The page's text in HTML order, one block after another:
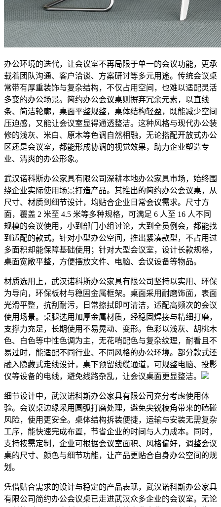
办公环境的迭代，让会议室不再局限于单一的会议功能，更承
载着团队沟通、客户洽谈、方案研讨等多元用途。传统会议桌
常带有厚重装饰与复杂结构，不仅占用空间，也难以适配灵活
多变的办公场景。简约办公会议桌则摒弃冗余元素，以直线
条、简洁轮廓，桌面平整规整，桌体结构轻盈，既能减少空间
压迫感，又能让会议室显得通透整洁。这种风格与现代办公装
修的浅灰、米白、原木等色调自然相融，无论搭配开放式办公
区还是会议室，都能形成协调的视觉效果，助力企业塑造专
业、清爽的办公形象。
武汉诺科斯办公家具有限公司深耕本地办公家具市场，始终围
绕企业实际使用场景打造产品。其推出的简约办公会议桌，从
尺寸、材质到细节设计，均贴合企业日常会议需求。尺寸方
面，覆盖 2 米至 4.5 米等多种规格，可满足 6 人至 16 人不同
规模的会议使用，小到部门小组讨论，大到全员例会，都能找
到适配的款式。针对小型办公空间，推出紧凑款型，不占用过
多面积却能保障基础使用；针对大型会议室，设计长款规格，
桌面宽敞平整，方便摆放文件、电脑、会议设备等物品。
材质选用上，武汉诺科斯办公家具有限公司坚持以实用、环保
为导向，环保板材与稳固金属框架。桌面采用耐磨饰面，表面
光滑平整，抗刮耐污，日常擦拭即可清洁，适配高频次的会议
使用场景。桌腿选用加厚金属材质，经稳固焊接与精细打磨，
支撑力充足，长期使用不易晃动、变形。色彩以浅灰、胡桃木
色、白色等中性色调为主，无花哨配色与复杂纹理，耐看且不
易过时，能适配不同行业、不同风格的办公环境。部分款式还
融入隐藏式走线设计，桌下预留线缆通道，可规整电脑、投影
仪等设备的电线，避免线路杂乱，让会议桌面更显整洁。
细节设计中，武汉诺科斯办公家具有限公司充分考虑使用体
验。会议桌边缘采用圆弧打磨处理，避免尖锐棱角带来的磕碰
风险，使用更安全。桌体结构拆装便捷，运输与安装无需复杂
工序，能快速完成布置，节省企业的时间与人力成本。同时，
支持按需定制，企业可根据会议室面积、风格偏好，调整会议
桌的尺寸、颜色与细节功能，让产品更贴合自身办公空间的规
划。
凭借贴合需求的设计与稳定的产品表现，武汉诺科斯办公家具
有限公司简约办公会议桌已走进武汉众多企业的会议室。无论